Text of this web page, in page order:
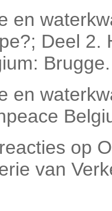
en
Deel 2.
en
op
van